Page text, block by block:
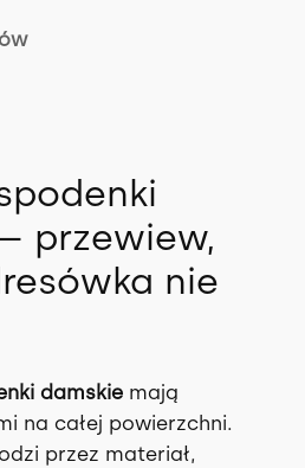
przewiew,
nie
damskiemają
na całej powierzchni.
przez materiał,